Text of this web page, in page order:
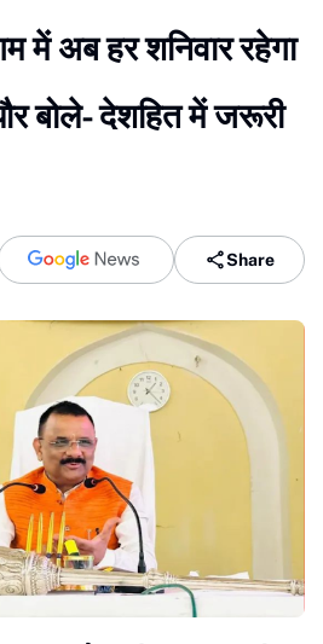
में अब हर शनिवार रहेगा
बोले- देशहित में जरूरी
Share